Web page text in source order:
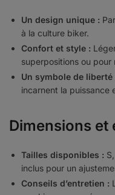
Un design unique :
à la culture biker.
Confort et style :
superpositions ou pour
Un symbole de liberté
incarnent la puissance
Dimensions et
Tailles disponibles :
inclus pour un
Conseils d’entretien :